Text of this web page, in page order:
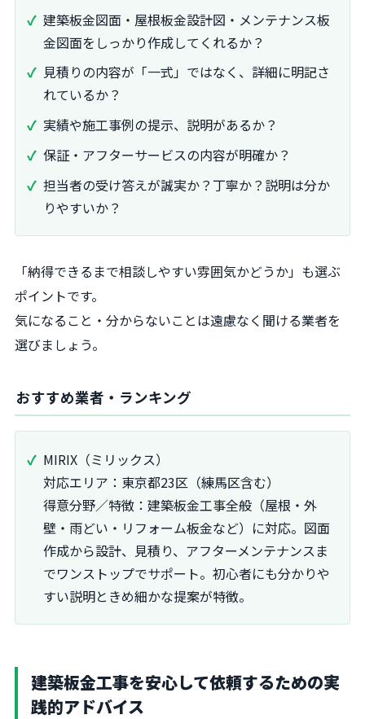
建築板金図面・屋根板金設計図・メンテナンス板
金図面をしっかり作成してくれるか？
見積りの内容が「一式」ではなく、詳細に明記さ
れているか？
実績や施工事例の提示、説明があるか？
保証・アフターサービスの内容が明確か？
担当者の受け答えが誠実か？丁寧か？説明は分か
りやすいか？
「納得できるまで相談しやすい雰囲気かどうか」も選ぶ
ポイントです。
気になること・分からないことは遠慮なく聞ける業者を
選びましょう。
おすすめ業者・ランキング
MIRIX（ミリックス）
対応エリア：東京都23区（練馬区含む）
得意分野／特徴：建築板金工事全般（屋根・外
壁・雨どい・リフォーム板金など）に対応。図面
作成から設計、見積り、アフターメンテナンスま
でワンストップでサポート。初心者にも分かりや
すい説明ときめ細かな提案が特徴。
建築板金工事を安心して依頼するための実
践的アドバイス